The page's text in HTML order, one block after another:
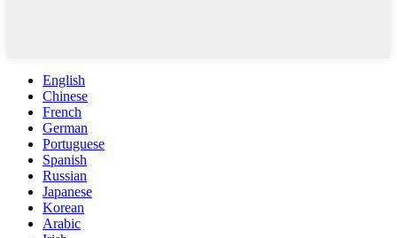
English
Chinese
French
German
Portuguese
Spanish
Russian
Japanese
Korean
Arabic